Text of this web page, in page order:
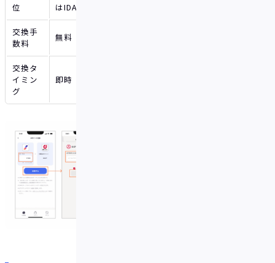
位
はIDAREボーナスポイント50ポイント）
交換手
数料
無料
交換タ
イミン
グ
即時